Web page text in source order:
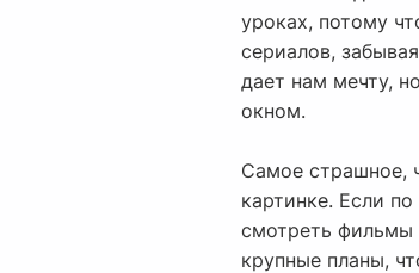
уроках, потому
сериалов,
дает нам мечту,
окном.
Самое страшное,
картинке. Если
смотреть фильмы
крупные планы,